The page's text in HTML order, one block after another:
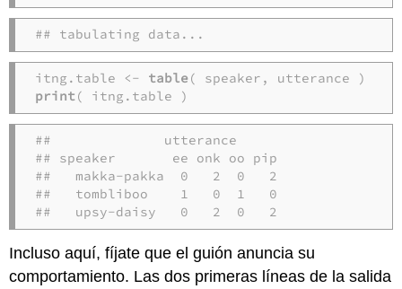
## tabulating data...
itng.table <- table
print( itng.table )
##              utterance
## speaker       ee onk oo pip
##   makka-pakka  0   2  0   2
##   tombliboo    1   0  1   0
##   upsy-daisy   0   2  0   2
Incluso aquí, fíjate que el guión anuncia su
comportamiento. Las dos primeras líneas de la salida